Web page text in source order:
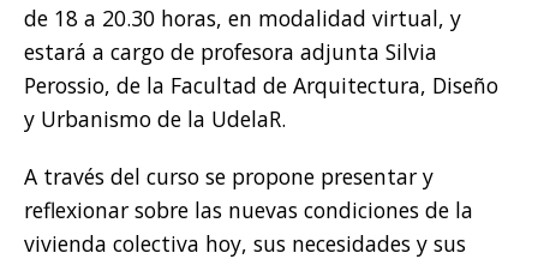
de 18 a 20.30 horas, en modalidad virtual, y
estará a cargo de profesora adjunta Silvia
Perossio, de la Facultad de Arquitectura, Diseño
y Urbanismo de la UdelaR.
A través del curso se propone presentar y
reflexionar sobre las nuevas condiciones de la
vivienda colectiva hoy, sus necesidades y sus